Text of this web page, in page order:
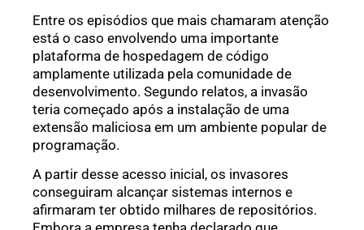
Entre os episódios que mais chamaram atenção
está o caso envolvendo uma importante
plataforma de hospedagem de código
amplamente utilizada pela comunidade de
desenvolvimento. Segundo relatos, a invasão
teria começado após a instalação de uma
extensão maliciosa em um ambiente popular de
programação.
A partir desse acesso inicial, os invasores
conseguiram alcançar sistemas internos e
afirmaram ter obtido milhares de repositórios.